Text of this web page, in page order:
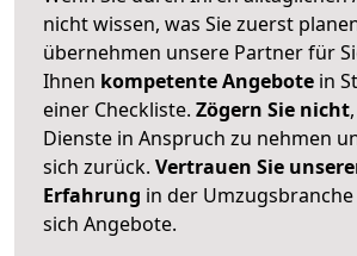
nicht wissen, was Sie zuerst
übernehmen unsere Partner für
Ihnen kompetente Angebote in
einer Checkliste. Zögern Sie nicht
Dienste in Anspruch zu nehmen
sich zurück. Vertrauen Sie
Erfahrung in der
sich Angebote.